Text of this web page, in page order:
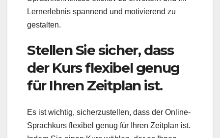
Lernerlebnis spannend und motivierend zu
gestalten.
Stellen Sie sicher, dass
der Kurs flexibel genug
für Ihren Zeitplan ist.
Es ist wichtig, sicherzustellen, dass der Online-
Sprachkurs flexibel genug für Ihren Zeitplan ist.